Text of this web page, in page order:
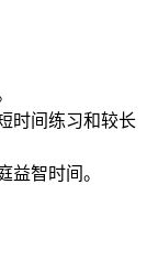
时间练习和较长
益智时间。